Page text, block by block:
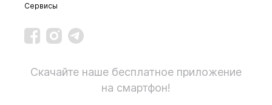
Сервисы
Скачайте наше бесплатное приложение
на смартфон!